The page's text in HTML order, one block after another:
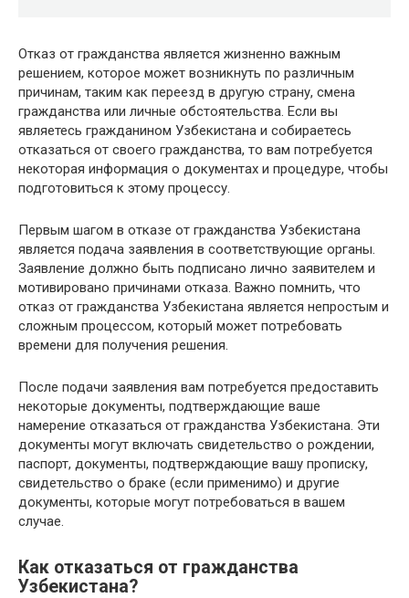
Отказ от гражданства является жизненно важным
решением, которое может возникнуть по различным
причинам, таким как переезд в другую страну, смена
гражданства или личные обстоятельства. Если вы
являетесь гражданином Узбекистана и собираетесь
отказаться от своего гражданства, то вам потребуется
некоторая информация о документах и процедуре, чтобы
подготовиться к этому процессу.
Первым шагом в отказе от гражданства Узбекистана
является подача заявления в соответствующие органы.
Заявление должно быть подписано лично заявителем и
мотивировано причинами отказа. Важно помнить, что
отказ от гражданства Узбекистана является непростым и
сложным процессом, который может потребовать
времени для получения решения.
После подачи заявления вам потребуется предоставить
некоторые документы, подтверждающие ваше
намерение отказаться от гражданства Узбекистана. Эти
документы могут включать свидетельство о рождении,
паспорт, документы, подтверждающие вашу прописку,
свидетельство о браке (если применимо) и другие
документы, которые могут потребоваться в вашем
случае.
Как отказаться от гражданства
Узбекистана?